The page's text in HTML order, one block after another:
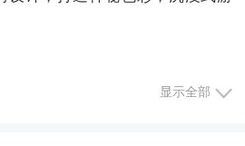
复杂谜题，玩家需运用智慧和灵
显示全部